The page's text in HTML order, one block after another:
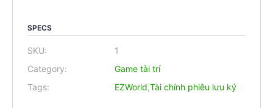
SPECS
SKU:
1
Category:
Game tài trí
Tags:
EZWorld,Tài chính phiêu lưu ký